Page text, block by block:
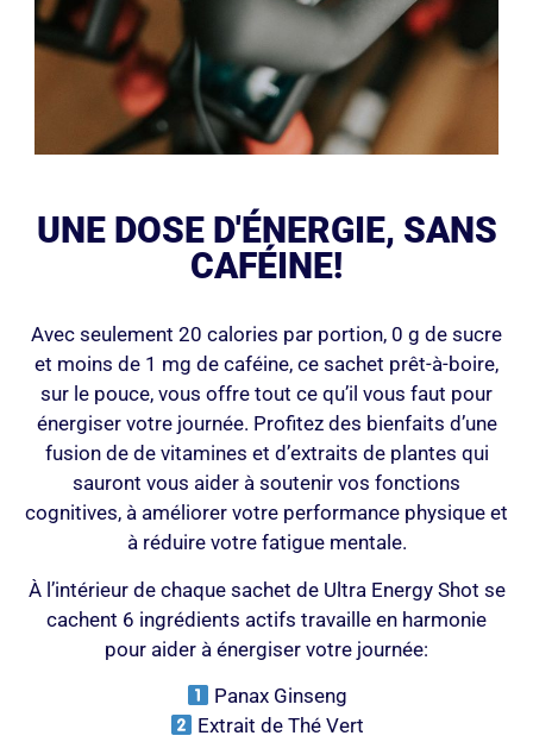
UNE DOSE D'ÉNERGIE, SANS
CAFÉINE!
Avec seulement 20 calories par portion, 0 g de sucre
et moins de 1 mg de caféine, ce sachet prêt-à-boire,
sur le pouce, vous offre tout ce qu’il vous faut pour
énergiser votre journée. Profitez des bienfaits d’une
fusion de de vitamines et d’extraits de plantes qui
sauront vous aider à soutenir vos fonctions
cognitives, à améliorer votre performance physique et
à réduire votre fatigue mentale.
À l’intérieur de chaque sachet de Ultra Energy Shot se
cachent 6 ingrédients actifs travaille en harmonie
pour aider à énergiser votre journée:
Panax Ginseng
Extrait de Thé Vert